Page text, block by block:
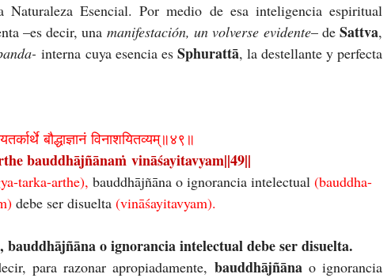
Esencial. Por medio de esa inteligencia espiritual
–es decir, una manifestación, un volverse evidente– de Sattva,
interna cuya esencia es Sphurattā, la destellante y perfecta
बौद्धाज्ञानं विनाशयितव्यम्॥४९॥
bauddhājñānaṁ vināśayitavyam||49||
tarka-arthe), bauddhājñāna o ignorancia intelectual (bauddha-
debe ser disuelta (vināśayitavyam).
bauddhājñāna o ignorancia intelectual debe ser disuelta.
para razonar apropiadamente, bauddhājñāna o ignorancia